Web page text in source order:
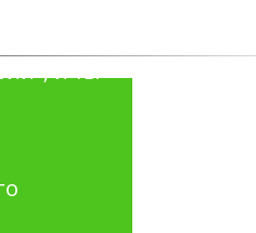
и ты